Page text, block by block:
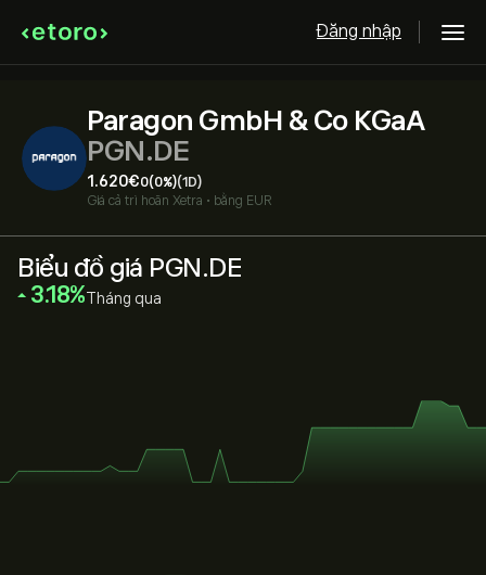
Đăng nhập
Paragon GmbH & Co KGaA
PGN.DE
1.620‎€‎0(0%)(1D)
Giá cả trì hoãn Xetra • bằng EUR
Biểu đồ giá PGN.DE
‎3.18‎ Tháng qua